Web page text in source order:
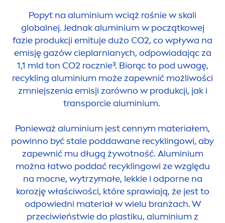
Popyt na aluminium wciąż rośnie w skali
globalnej. Jednak aluminium w początkowej
fazie produkcji emituje dużo CO2, co wpływa na
emisję gazów cieplarnianych, odpowiadając za
1,1 mld ton CO2 rocznie³. Biorąc to pod uwagę,
recykling aluminium może zapewnić możliwości
zmniejszenia emisji zarówno w produkcji, jak i
transporcie aluminium.
Ponieważ aluminium jest cennym materiałem,
powinno być stale poddawane recyklingowi, aby
zapewnić mu długą żywotność. Aluminium
można łatwo poddać recyklingowi ze względu
na mocne, wytrzymałe, lekkie i odporne na
korozję właściwości, które sprawiają, że jest to
odpowiedni materiał w wielu branżach. W
przeciwieństwie do plastiku, aluminium z